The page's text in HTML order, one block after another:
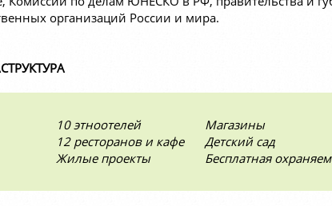
организаций России и мира.
10 этноотелей
Магазины
12 ресторанов и кафе
Детский сад
Жилые проекты
Бесплатная